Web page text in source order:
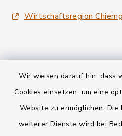
Wir weisen darauf hin, dass
Cookies einsetzen, um eine
Website zu ermöglichen.
weiterer Dienste wird bei
Wirtschaftsregion